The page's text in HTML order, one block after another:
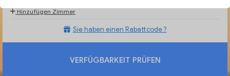
Hinzufügen Zimmer
Sie haben einen Rabattcode ?
VERFÜGBARKEIT PRÜFEN